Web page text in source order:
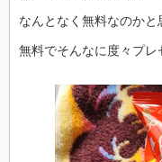
なんとなく無料なのか
無料でそんなに度々プ